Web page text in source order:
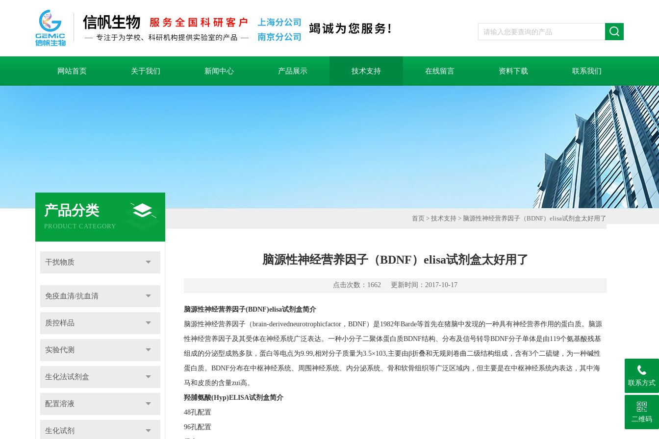
网站首页 关于我们 新闻中心 产品展示 技术支持 在线留言 资料下载 联系我们
产品分类
PRODUCT CATEGORY
干扰物质
免疫血清/抗血清
质控样品
实验代测
生化法试剂盒
配置溶液
生化试剂
首页 > 技术支持 > 脑源性神经营养因子（BDNF）elisa试剂盒太好用了
脑源性神经营养因子（BDNF）elisa试剂盒太好用了
点击次数：1662 更新时间：2017-10-17
脑源性神经营养因子(BDNF)elisa试剂 盒简介
脑源性神经营养因子（brain-derivedneurotrophicfactor，BDNF）是1982年Barde等首先在猪脑中发现的一种具有神经营养作用的蛋白质。脑源
性神经营养因子及其受体在神经系统广泛表达。一种小分子二聚体蛋白质BDNF结构、分布及信号转导BDNF分子单体是由119个氨基酸残基
组成的分泌型成熟多肽，蛋白等电点为9.99,相对分子质量为3.5×103,主要由β折叠和无规则卷曲二级结构组成，含有3个二硫键，为一种碱性
蛋白质。BDNF分布在中枢神经系统、周围神经系统、内分泌系统、骨和软骨组织等广泛区域内，但主要是在中枢神经系统内表达，其中海
马和皮质的含量zui高。
羟脯氨酸(Hyp)ELISA试剂盒简介
48孔配置
96孔配置
联系方式
二维码